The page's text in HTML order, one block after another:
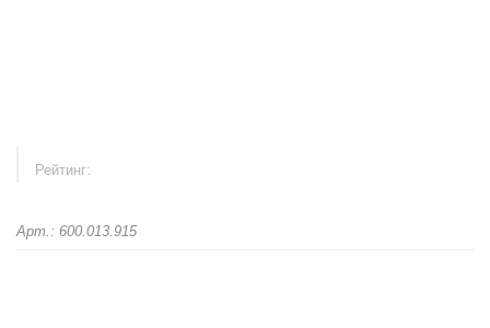
Рейтинг:
Арт.: 600.013.915